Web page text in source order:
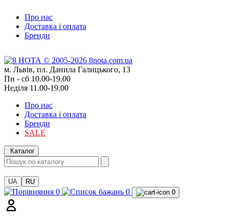
Про нас
Доставка і оплата
Бренди
м. Львів, пл. Данила Галицького, 13
Пн - сб 10.00-19.00
Неділя 11.00-19.00
Про нас
Доставка і оплата
Бренди
SALE
Каталог
UA RU
0 0 0